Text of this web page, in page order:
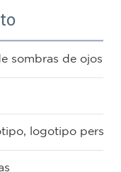
sombras de ojos
logotipo